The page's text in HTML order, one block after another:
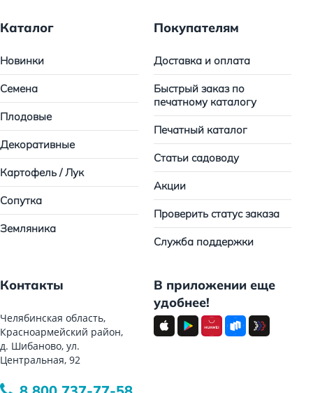
Каталог
Новинки
Семена
Плодовые
Декоративные
Картофель / Лук
Сопутка
Земляника
Покупателям
Доставка и оплата
Быстрый заказ по
печатному каталогу
Печатный каталог
Статьи садоводу
Акции
Проверить статус заказа
Служба поддержки
Контакты
Челябинская область,
Красноармейский район,
д. Шибаново, ул.
Центральная, 92
В приложении еще
удобнее!